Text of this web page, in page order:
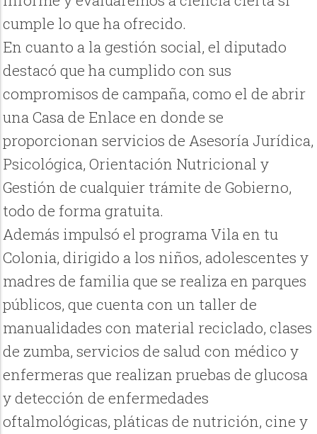
cumple lo que ha ofrecido.
En cuanto a la gestión social, el diputado
destacó que ha cumplido con sus
compromisos de campaña, como el de abrir
una Casa de Enlace en donde se
proporcionan servicios de Asesoría Jurídica,
Psicológica, Orientación Nutricional y
Gestión de cualquier trámite de Gobierno,
todo de forma gratuita.
Además impulsó el programa Vila en tu
Colonia, dirigido a los niños, adolescentes y
madres de familia que se realiza en parques
públicos, que cuenta con un taller de
manualidades con material reciclado, clases
de zumba, servicios de salud con médico y
enfermeras que realizan pruebas de glucosa
y detección de enfermedades
oftalmológicas, pláticas de nutrición, cine y